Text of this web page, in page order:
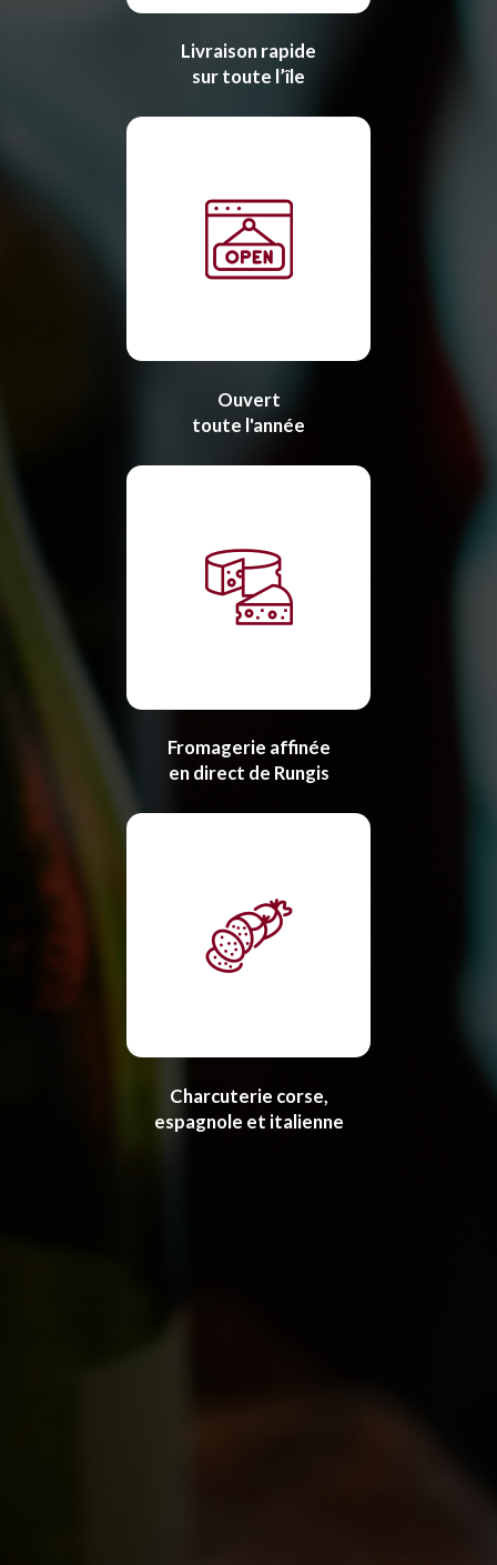
Livraison rapide
sur toute l’île
Ouvert
toute l'année
Fromagerie affinée
en direct de Rungis
Charcuterie corse,
espagnole et italienne